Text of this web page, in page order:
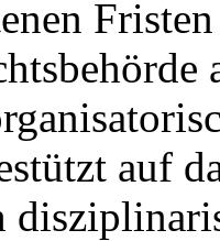
auf